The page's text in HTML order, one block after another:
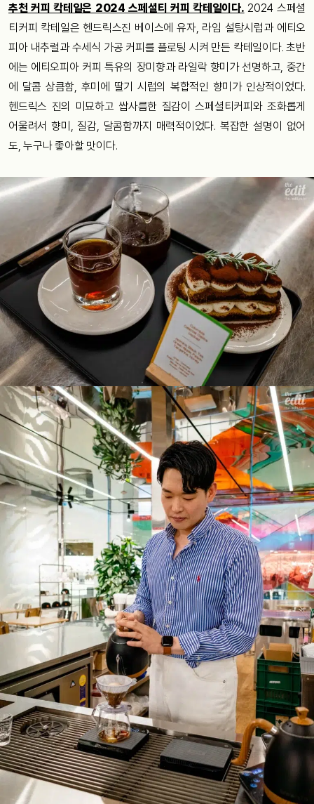
추천 커피 칵테일은 2024 스페셜티 커피 칵테일이다. 2024 스페셜
티커피 칵테일은 헨드릭스진 베이스에 유자, 라임 설탕시럽과 에티오
피아 내추럴과 수세식 가공 커피를 플로팅 시켜 만든 칵테일이다. 초반
에는 에티오피아 커피 특유의 장미향과 라일락 향미가 선명하고, 중간
에 달콤 상큼함, 후미에 딸기 시럽의 복합적인 향미가 인상적이었다.
헨드릭스 진의 미묘하고 쌉사름한 질감이 스페셜티커피와 조화롭게
어울려서 향미, 질감, 달콤함까지 매력적이었다. 복잡한 설명이 없어
도, 누구나 좋아할 맛이다.